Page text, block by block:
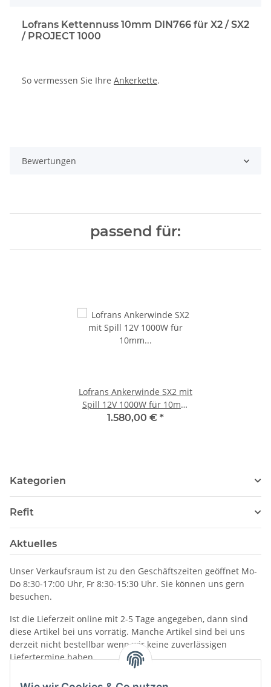
Lofrans Kettennuss 10mm DIN766 für X2 / SX2
/ PROJECT 1000
So vermessen Sie Ihre Ankerkette.
Bewertungen
passend für:
Lofrans Ankerwinde SX2 mit
Spill 12V 1000W für 10mm
Kette 636653
1.580,00 € *
Kategorien
Refit
Aktuelles
Unser Verkaufsraum ist zu den Geschäftszeiten geöffnet Mo-
Do 8:30-17:00 Uhr, Fr 8:30-15:30 Uhr. Sie können uns gern
besuchen.
Ist die Lieferzeit online mit 2-5 Tage angegeben, dann sind
diese Artikel bei uns vorrätig. Manche Artikel sind bei uns
derzeit nicht bestellbar wenn wir keine zuverlässigen
Liefertermine haben.